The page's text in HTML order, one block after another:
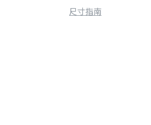
尺寸指南